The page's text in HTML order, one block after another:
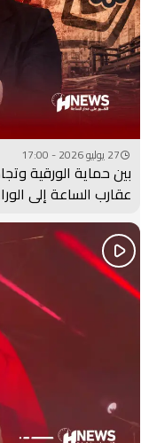
27 يوليو 2026 - 17:00
بين حماية الورقية
عقارب الساعة إلى